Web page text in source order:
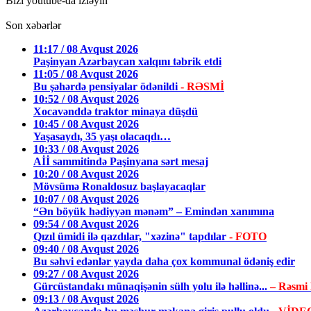
Son xəbərlər
11:17 / 08 Avqust 2026
Paşinyan Azərbaycan xalqını təbrik etdi
11:05 / 08 Avqust 2026
Bu şəhərdə pensiyalar ödənildi - RƏSMİ
10:52 / 08 Avqust 2026
Xocavənddə traktor minaya düşdü
10:45 / 08 Avqust 2026
Yaşasaydı, 35 yaşı olacaqdı…
10:33 / 08 Avqust 2026
Aİİ sammitində Paşinyana sərt mesaj
10:20 / 08 Avqust 2026
Mövsümə Ronaldosuz başlayacaqlar
10:07 / 08 Avqust 2026
“Ən böyük hədiyyən mənəm” – Emindən xanımına
09:54 / 08 Avqust 2026
Qızıl ümidi ilə qazdılar, "xəzinə" tapdılar - FOTO
09:40 / 08 Avqust 2026
Bu səhvi edənlər yayda daha çox kommunal ödəniş edir
09:27 / 08 Avqust 2026
Gürcüstandakı münaqişənin sülh yolu ilə həllinə...– Rəsmi
09:13 / 08 Avqust 2026